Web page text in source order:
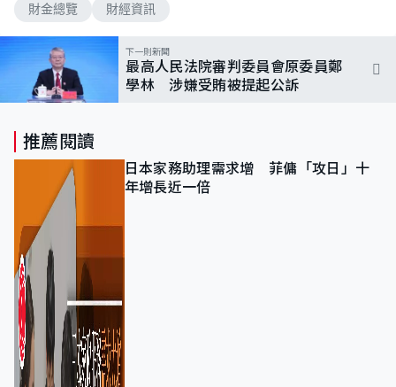
財金總覽 財經資訊
下一則新聞
最高人民法院審判委員會原委員鄭
學林 涉嫌受賄被提起公訴
推薦閱讀
日本家務助理需求增 菲傭「攻日」十
年增長近一倍